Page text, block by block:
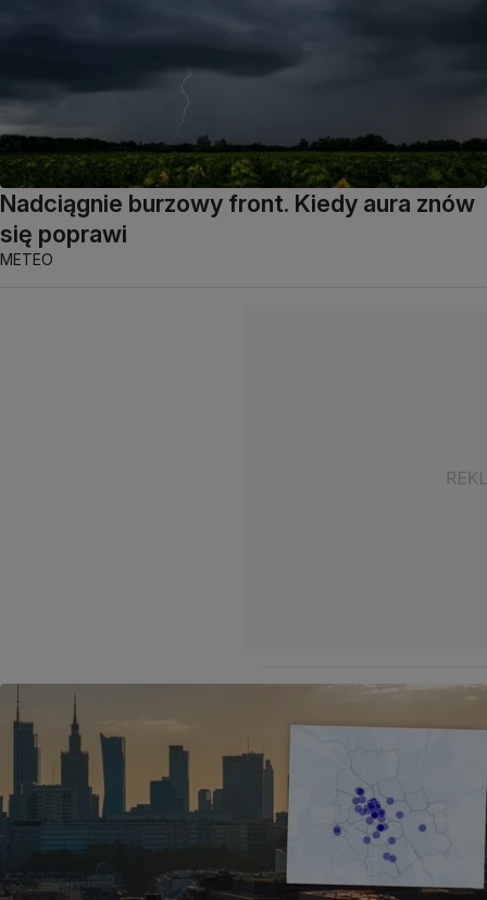
Nadciągnie burzowy front. Kiedy aura znów
się poprawi
METEO